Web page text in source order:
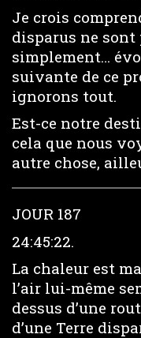
Je crois
disparus ne
simplement…
suivante de ce
ignorons tout.
Est-ce notre
cela que nous
autre chose,
JOUR 187
24:45:22.
La chaleur est
l’air lui-même
dessus d’une
d’une Terre